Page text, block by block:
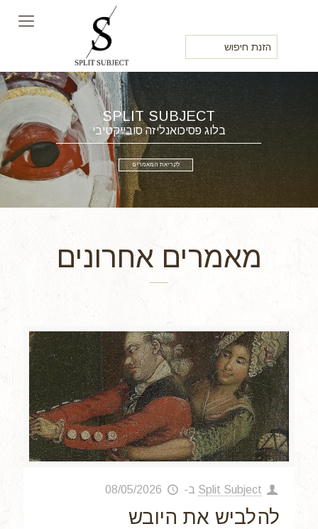
SPLIT SUBJECT
בלוג פסיכואנליזה סובייקטיבי
לקריאת המאמרים
מאמרים אחרונים
Split Subject ב- 08/05/2026
להלביש את היובש